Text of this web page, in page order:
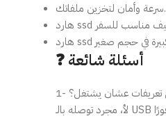
سرعة وأمان لتخزين ملفاتك.
❓ أسئلة شائعة
تعريفات عشان يشتغل؟